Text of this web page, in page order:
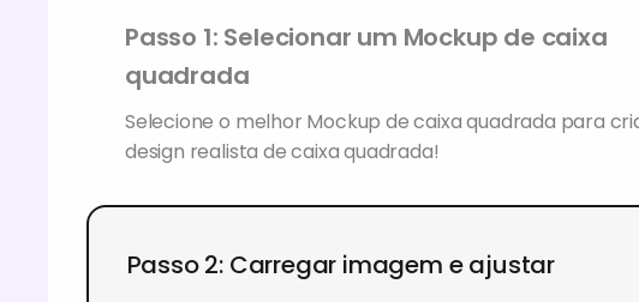
Passo 1: Selecionar um Mockup de caixa
quadrada
Selecione o melhor Mockup de caixa quadrada para
design realista de caixa quadrada!
Carregue as suas imagens criativas de Mockup de caixa